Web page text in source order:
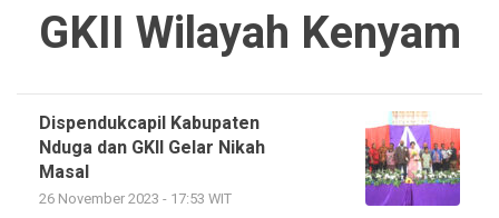
GKII Wilayah Kenyam
Dispendukcapil Kabupaten
Nduga dan GKII Gelar Nikah
Masal
26 November 2023 - 17:53 WIT